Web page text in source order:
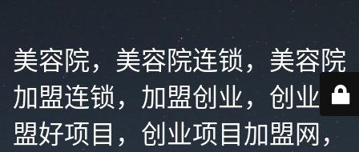
美容院，美容院连锁，美容院
加盟连锁，加盟创业，创业加
盟好项目，创业项目加盟网，